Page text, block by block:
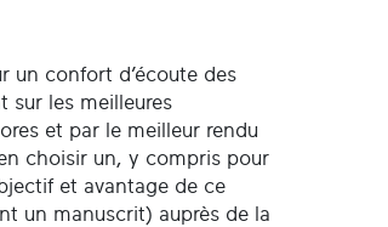
un confort d’écoute des
sur les meilleures
et par le meilleur rendu
choisir un, y compris pour
et avantage de ce
un manuscrit) auprès de la